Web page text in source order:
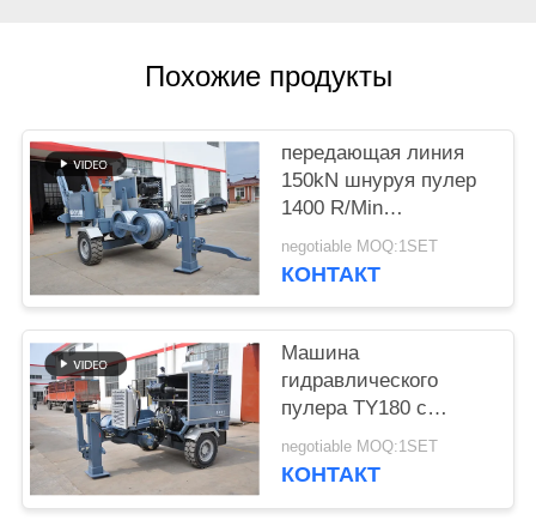
Похожие продукты
передающая линия
150kN шнуруя пулер
1400 R/Min
оборудования
гидравлический
negotiable MOQ:1SET
КОНТАКТ
Машина
гидравлического
пулера TY180 с
Cummins Engine для
надземной линии
negotiable MOQ:1SET
КОНТАКТ